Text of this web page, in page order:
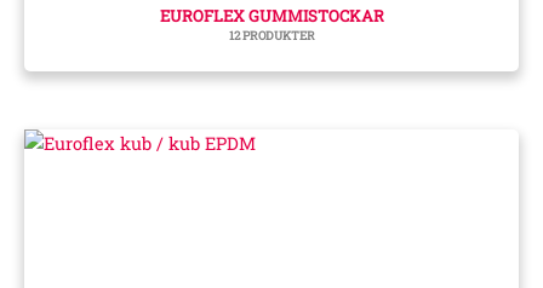
EUROFLEX GUMMISTOCKAR
12 PRODUKTER